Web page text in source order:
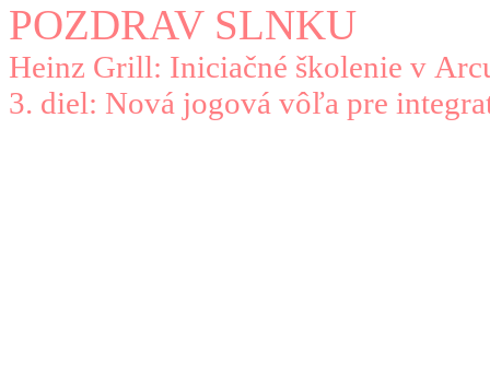
POZDRAV SLNKU
Heinz Grill: Iniciačné školenie v
3. diel: Nová jogová vôľa pre